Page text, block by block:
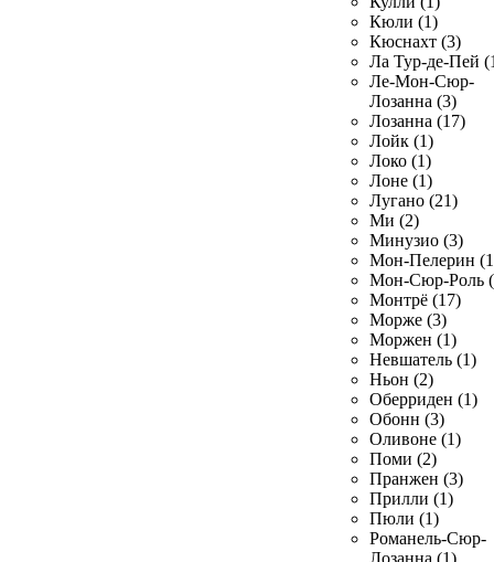
Кюли (1)
Кюснахт (3)
Ла Тур-де-Пей
Ле-Мон-Сюр-
Лозанна (3)
Лозанна (17)
Лойк (1)
Локо (1)
Лоне (1)
Лугано (21)
Ми (2)
Минузио (3)
Мон-Пелерин
Мон-Сюр-Роль
Монтрё (17)
Морже (3)
Моржен (1)
Невшатель (1)
Ньон (2)
Оберриден (1)
Обонн (3)
Оливоне (1)
Поми (2)
Пранжен (3)
Прилли (1)
Пюли (1)
Романель-Сюр-
Лозанна (1)